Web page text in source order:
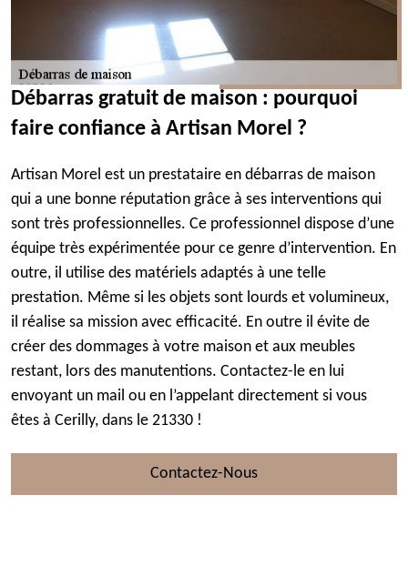
Débarras gratuit de maison : pourquoi
faire confiance à Artisan Morel ?
Artisan Morel est un prestataire en débarras de maison
qui a une bonne réputation grâce à ses interventions qui
sont très professionnelles. Ce professionnel dispose d’une
équipe très expérimentée pour ce genre d’intervention. En
outre, il utilise des matériels adaptés à une telle
prestation. Même si les objets sont lourds et volumineux,
il réalise sa mission avec efficacité. En outre il évite de
créer des dommages à votre maison et aux meubles
restant, lors des manutentions. Contactez-le en lui
envoyant un mail ou en l’appelant directement si vous
êtes à Cerilly, dans le 21330 !
Contactez-Nous